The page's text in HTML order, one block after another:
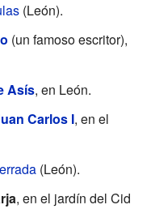
(León).
(un famoso escritor),
Asís, en León.
Carlos I, en el
(León).
, en el jardín del Cid